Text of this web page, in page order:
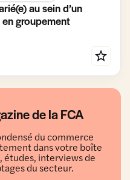
de la FCA
du commerce
dans votre boîte
études, interviews de
du secteur.
au sein d’un
groupement